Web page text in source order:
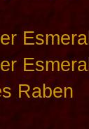
Raben